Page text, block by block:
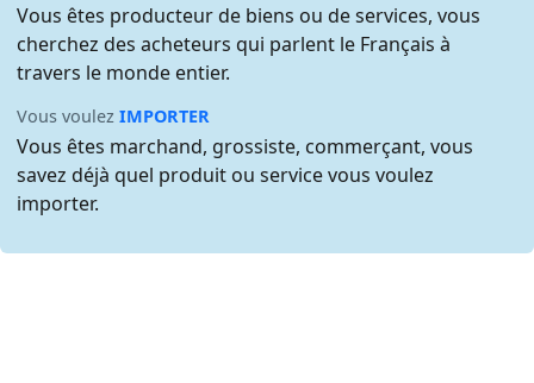
Vous êtes producteur de biens ou de services, vous
cherchez des acheteurs qui parlent le Français à
travers le monde entier.
Vous voulezIMPORTER
Vous êtes marchand, grossiste, commerçant, vous
savez déjà quel produit ou service vous voulez
importer.